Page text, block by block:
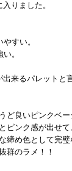
りました。
すい。
。
来るパレットと
ど良いピンクベー
ンク感が出せて
締め色として完璧
群のラメ！！